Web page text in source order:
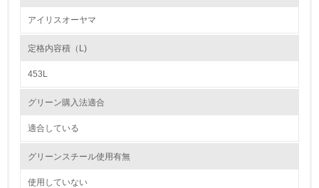
アイリスオーヤマ
定格内容積（L)
453L
グリーン購入法適合
適合している
グリーンスチール使用有無
使用していない